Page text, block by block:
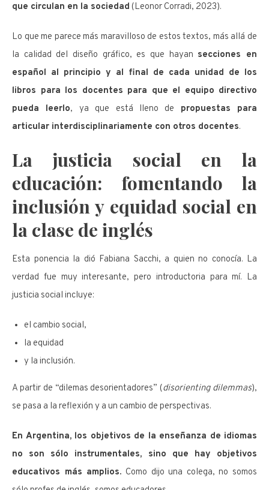
que circulan en la sociedad (Leonor Corradi, 2023).
Lo que me parece más maravilloso de estos textos, más allá de
la calidad del diseño gráfico, es que hayan secciones en
español al principio y al final de cada unidad de los
libros para los docentes para que el equipo directivo
pueda leerlo, ya que está lleno de propuestas para
articular interdisciplinariamente con otros docentes.
La justicia social en la
educación: fomentando la
inclusión y equidad social en
la clase de inglés
Esta ponencia la dió Fabiana Sacchi, a quien no conocía. La
verdad fue muy interesante, pero introductoria para mí. La
justicia social incluye:
el cambio social,
la equidad
y la inclusión.
A partir de “dilemas desorientadores” (disorienting dilemmas),
se pasa a la reflexión y a un cambio de perspectivas.
En Argentina, los objetivos de la enseñanza de idiomas
no son sólo instrumentales, sino que hay objetivos
educativos más amplios. Como dijo una colega, no somos